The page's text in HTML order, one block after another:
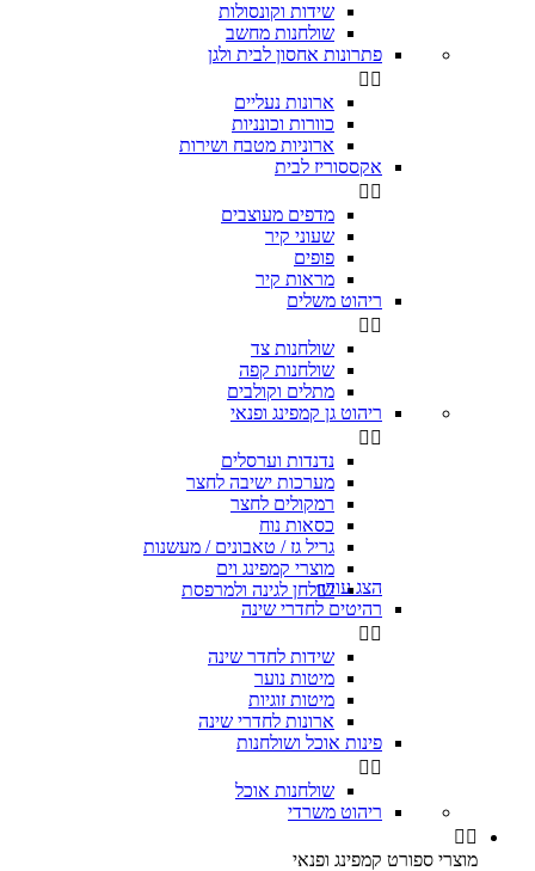
שידות וקונסולות
שולחנות מחשב
פתרונות אחסון לבית ולגן
 
ארונות נעליים
כוורות וכונניות
ארוניות מטבח ושירות
אקססוריז לבית
 
מדפים מעוצבים
שעוני קיר
פופים
מראות קיר
ריהוט משלים
 
שולחנות צד
שולחנות קפה
מתלים וקולבים
ריהוט גן קמפינג ופנאי
 
נדנדות וערסלים
מערכות ישיבה לחצר
רמקולים לחצר
כסאות נוח
גריל גז / טאבונים / מעשנות
מוצרי קמפינג וים
שולחן לגינה ולמרפסתהצג עוד
רהיטים לחדרי שינה
 
שידות לחדר שינה
מיטות נוער
מיטות זוגיות
ארונות לחדרי שינה
פינות אוכל ושולחנות
 
שולחנות אוכל
ריהוט משרדי
 
מוצרי ספורט קמפינג ופנאי